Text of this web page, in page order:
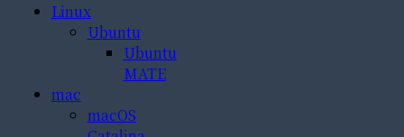
Linux
Ubuntu
Ubuntu
MATE
mac
macOS